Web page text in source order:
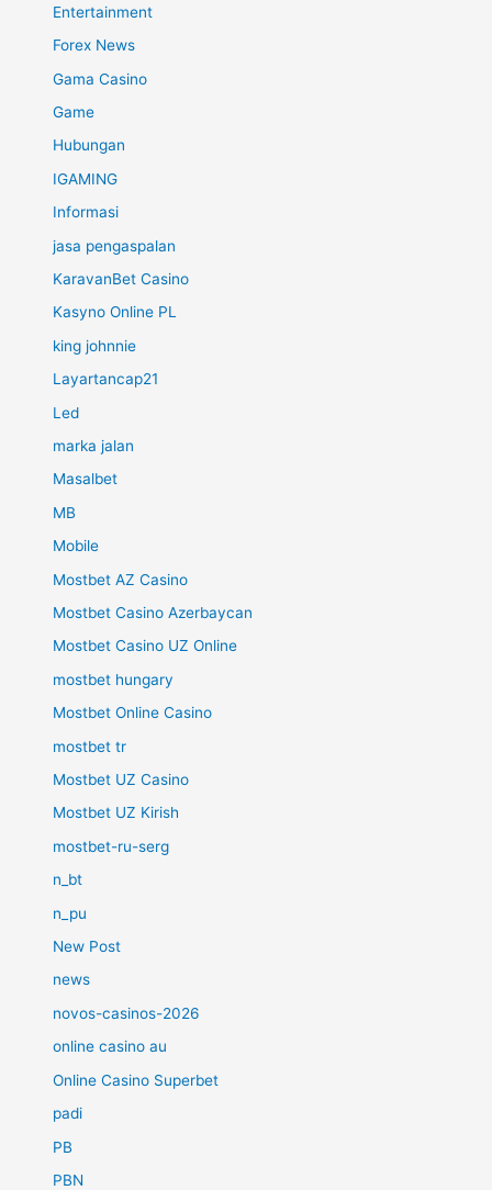
Entertainment
Forex News
Gama Casino
Game
Hubungan
IGAMING
Informasi
jasa pengaspalan
KaravanBet Casino
Kasyno Online PL
king johnnie
Layartancap21
Led
marka jalan
Masalbet
MB
Mobile
Mostbet AZ Casino
Mostbet Casino Azerbaycan
Mostbet Casino UZ Online
mostbet hungary
Mostbet Online Casino
mostbet tr
Mostbet UZ Casino
Mostbet UZ Kirish
mostbet-ru-serg
n_bt
n_pu
New Post
news
novos-casinos-2026
online casino au
Online Casino Superbet
padi
PB
PBN